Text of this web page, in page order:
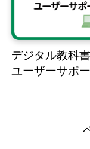
デジタル教科
ユーザーサポ